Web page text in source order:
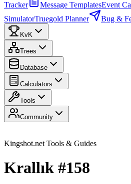
Tracker
Message TemplatesEvent
SimulatorTruegold Planner Bug &
KvK
Trees
Database
Calculators
Tools
Community
Kingshot.net Tools & Guides
Krallık #158